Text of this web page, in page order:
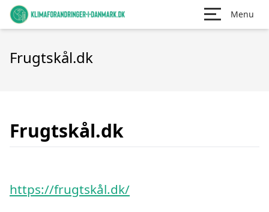
Menu
Frugtskål.dk
Frugtskål.dk
https://frugtskål.dk/